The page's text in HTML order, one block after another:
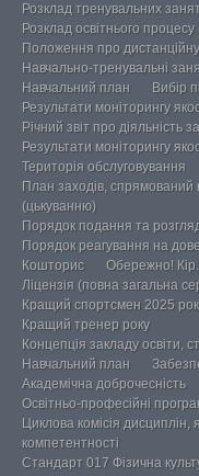
Розклад тренувальних
Розклад освітнього процесу
Положення про дистанційну
Навчально-тренувальні
Навчальний план
Вибір
Результати моніторингу
Річний звіт про діяльність
Результати моніторингу
Територія обслуговування
План заходів, спрямований
(цькуванню)
Порядок подання та
Порядок реагування на
Кошторис
Обережно! Кір.
Ліцензія (повна загальна
Кращий спортсмен 2025
Кращий тренер року
Концепція закладу освіти,
Навчальний план
Академічна доброчесність
Освітньо-професійні
Циклова комісія дисциплін,
компетентності
Стандарт 017 Фізична